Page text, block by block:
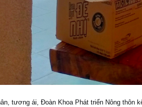
tương ái, Đoàn Khoa Phát triển Nông thôn